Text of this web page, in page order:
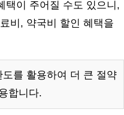
택이 주어질 수도 있으니,
비, 약국비 할인 혜택을
를 활용하여 더 큰 절약
합니다.